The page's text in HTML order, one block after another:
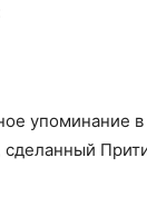
упоминание
сделанный